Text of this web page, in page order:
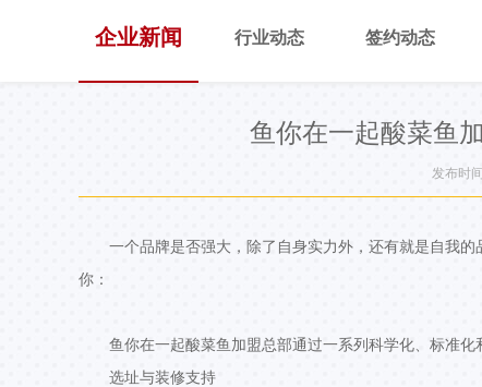
企业新闻 行业动态 签约动态
鱼你在一起酸菜鱼
发布时
一个品牌是否强大，除了自身实力外，还有就是自我
你：
鱼你在一起酸菜鱼加盟总部通过一系列科学化、标准
选址与装修支持